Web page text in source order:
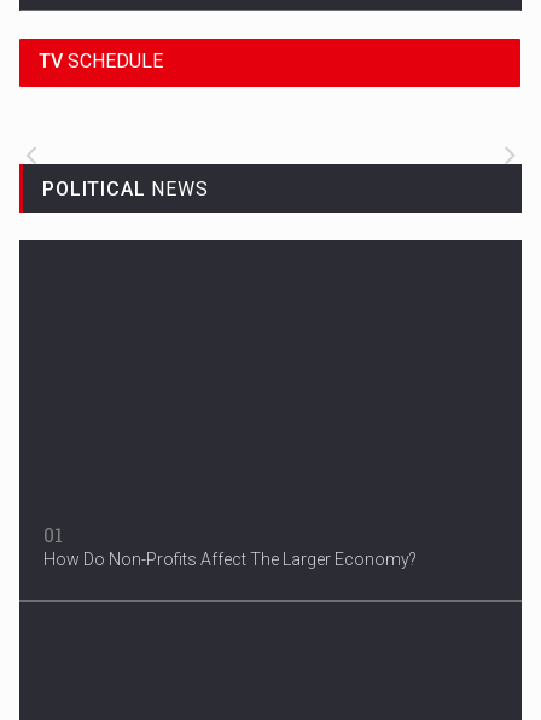
TV SCHEDULE
ALL THE LATEST SPORTS NEWS FROM
POLITICAL NEWS
01
How Do Non-Profits Affect The Larger Economy?